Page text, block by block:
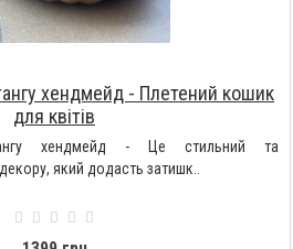
хендмейд - Плетений кошик
для квітів
хендмейд - Це стильний та
який додасть затишк..